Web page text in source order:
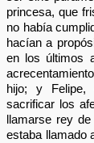
princesa, que
no había
hacían a
en los últimos
hijo; y Felipe,
sacrificar los
llamarse rey
estaba llamado